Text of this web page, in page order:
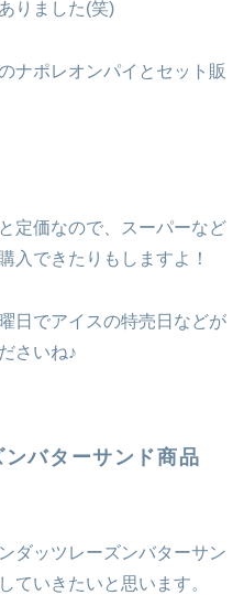
りました(笑)
ナポレオンパイとセット販
定価なので、スーパーなど
入できたりもしますよ！
日でアイスの特売日などが
さいね♪
バターサンド商品
ダッツレーズンバターサン
ていきたいと思います。